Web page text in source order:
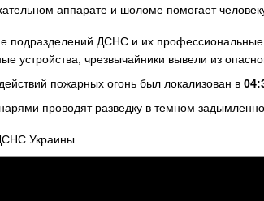
подразделений ДСНС и их профессиональные
устройства , чрезвычайники вывели из
пожарных огонь был локализован в
Украины.